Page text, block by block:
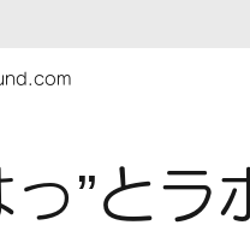
っ”と